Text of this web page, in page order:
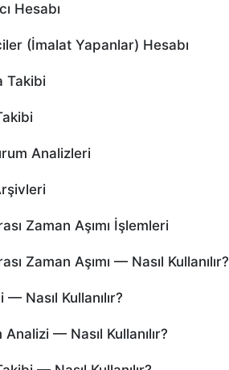
Hesabı
(İmalat Yapanlar) Hesabı
Takibi
Analizleri
Zaman Aşımı İşlemleri
Zaman Aşımı — Nasıl Kullanılır?
Nasıl Kullanılır?
— Nasıl Kullanılır?